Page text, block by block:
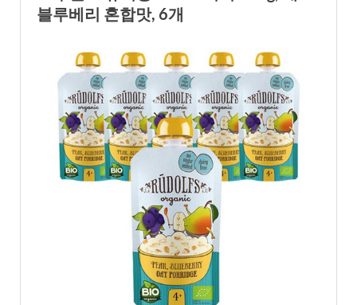
블루베리 혼합맛, 6개